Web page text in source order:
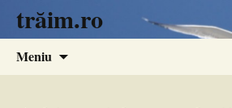
trăim.ro
Meniu